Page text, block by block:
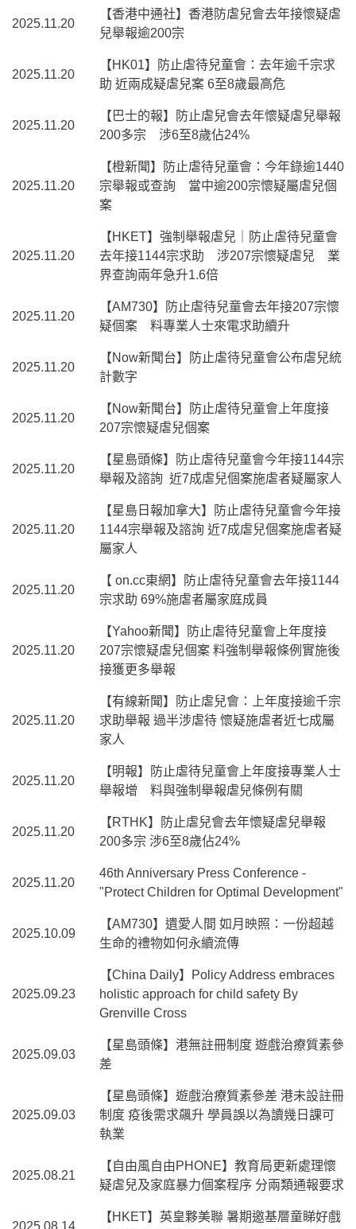
2025.11.20
【香港中通社】香港防虐兒會去年接懷疑虐
兒舉報逾200宗
2025.11.20
【HK01】防止虐待兒童會：去年逾千宗求
助 近兩成疑虐兒案 6至8歲最高危
2025.11.20
【巴士的報】防止虐兒會去年懷疑虐兒舉報
200多宗 涉6至8歲佔24%
2025.11.20
【橙新聞】防止虐待兒童會：今年錄逾1440
宗舉報或查詢 當中逾200宗懷疑屬虐兒個
案
2025.11.20
【HKET】強制舉報虐兒｜防止虐待兒童會
去年接1144宗求助 涉207宗懷疑虐兒 業
界查詢兩年急升1.6倍
2025.11.20
【AM730】防止虐待兒童會去年接207宗懷
疑個案 料專業人士來電求助續升
2025.11.20
【Now新聞台】防止虐待兒童會公布虐兒統
計數字
2025.11.20
【Now新聞台】防止虐待兒童會上年度接
207宗懷疑虐兒個案
2025.11.20
【星島頭條】防止虐待兒童會今年接1144宗
舉報及諮詢 近7成虐兒個案施虐者疑屬家人
2025.11.20
【星島日報加拿大】防止虐待兒童會今年接
1144宗舉報及諮詢 近7成虐兒個案施虐者疑
屬家人
2025.11.20
【 on.cc東網】防止虐待兒童會去年接1144
宗求助 69%施虐者屬家庭成員
2025.11.20
【Yahoo新聞】防止虐待兒童會上年度接
207宗懷疑虐兒個案 料強制舉報條例實施後
接獲更多舉報
2025.11.20
【有線新聞】防止虐兒會：上年度接逾千宗
求助舉報 過半涉虐待 懷疑施虐者近七成屬
家人
2025.11.20
【明報】防止虐待兒童會上年度接專業人士
舉報增 料與強制舉報虐兒條例有關
2025.11.20
【RTHK】防止虐兒會去年懷疑虐兒舉報
200多宗 涉6至8歲佔24%
2025.11.20
46th Anniversary Press Conference -
"Protect Children for Optimal Development"
2025.10.09
【AM730】遺愛人間 如月映照：一份超越
生命的禮物如何永續流傳
2025.09.23
【China Daily】Policy Address embraces
holistic approach for child safety By
Grenville Cross
2025.09.03
【星島頭條】港無註冊制度 遊戲治療質素參
差
2025.09.03
【星島頭條】遊戲治療質素參差 港未設註冊
制度 疫後需求飆升 學員誤以為讀幾日課可
執業
2025.08.21
【自由風自由PHONE】教育局更新處理懷
疑虐兒及家庭暴力個案程序 分兩類通報要求
2025.08.14
【HKET】英皇夥美聯 暑期邀基層童睇好戲